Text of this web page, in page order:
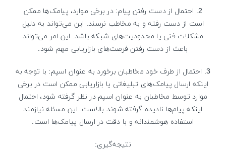
2. احتمال از دست رفتن پیام: در برخی موارد، پیامک‌ها ممکن
است از دست رفته و به مخاطب نرسند. این می‌تواند به دلیل
مشکلات فنی یا محدودیت‌های شبکه باشد. این امر می‌تواند
باعث از دست رفتن فرصت‌های بازاریابی مهم شود.
3. احتمال از طرف خود مخاطبان برخورد به عنوان اسپم: با توجه به
اینکه ارسال پیامک‌های تبلیغاتی یا بازاریابی ممکن است در برخی
موارد توسط مخاطبان به عنوان اسپم در نظر گرفته شود، احتمال
اینکه پیام‌ها نادیده گرفته شوند بالاست. این مسئله نیازمند
استفاده هوشمندانه و با دقت در ارسال پیامک‌ها است.
نتیجه‌گیری: